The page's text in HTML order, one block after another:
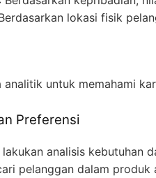
lokasi fisik
analitik untuk memahami
Preferensi
analisis kebutuhan
pelanggan dalam produk